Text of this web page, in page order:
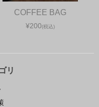
COFFEE BAG
¥200(税込)
リ